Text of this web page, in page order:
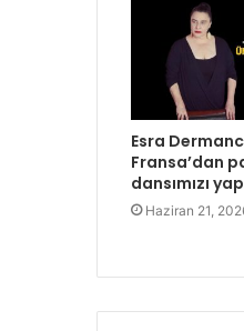
Esra
Fransa’dan
dansımızı
Haziran 21,